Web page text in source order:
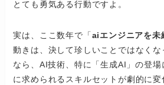
とても勇気ある行動ですよ。
実は、ここ数年で「aiエンジニアを未
動きは、決して珍しいことではなく
なら、AI技術、特に「生成AI」の登
に求められるスキルセットが劇的に